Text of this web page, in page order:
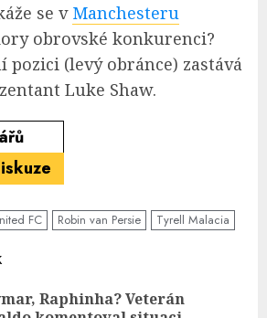
se v Manchesteru
obrovské konkurenci?
pozici (levý obránce) zastává
Luke Shaw.
FC Robin van Persie Tyrell Malacia
Raphinha? Veterán